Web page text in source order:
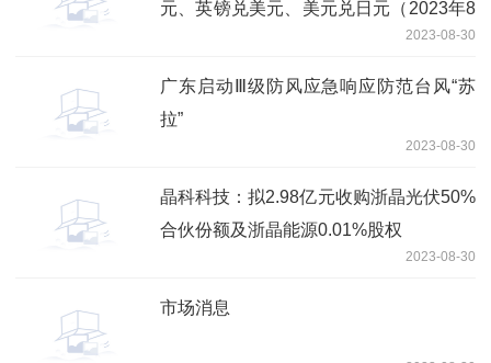
元、英镑兑美元、美元兑日元（2023年8
2023-08-30
广东启动Ⅲ级防风应急响应防范台风“苏
拉”
2023-08-30
晶科科技：拟2.98亿元收购浙晶光伏50%
合伙份额及浙晶能源0.01%股权
2023-08-30
市场消息